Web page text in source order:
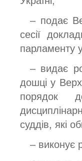
– подає
сесії
парламенту
– видає
дошці у
порядок
суддів, які
– виконує